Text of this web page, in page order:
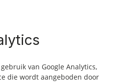
van Google Analytics,
die wordt aangeboden door